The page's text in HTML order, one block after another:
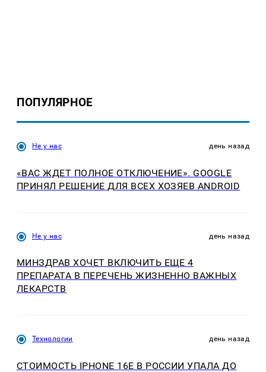
ПОПУЛЯРНОЕ
Не у нас день назад
«ВАС ЖДЕТ ПОЛНОЕ ОТКЛЮЧЕНИЕ». GOOGLE
ПРИНЯЛ РЕШЕНИЕ ДЛЯ ВСЕХ ХОЗЯЕВ ANDROID
Не у нас день назад
МИНЗДРАВ ХОЧЕТ ВКЛЮЧИТЬ ЕЩЕ 4
ПРЕПАРАТА В ПЕРЕЧЕНЬ ЖИЗНЕННО ВАЖНЫХ
ЛЕКАРСТВ
Технологии день назад
СТОИМОСТЬ IPHONE 16E В РОССИИ УПАЛА ДО